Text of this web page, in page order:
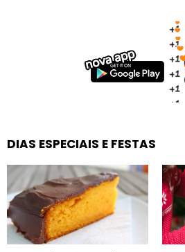
DIAS ESPECIAIS E FESTAS